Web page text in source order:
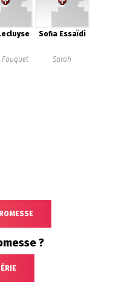
Fouquet
Sofia Essaïdi
Sarah
?